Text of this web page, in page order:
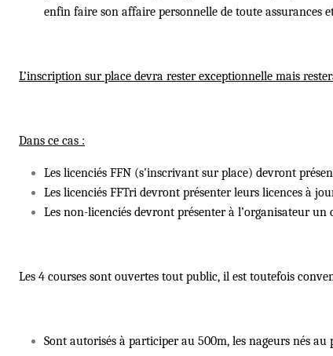
enfin faire son affaire personnelle de toute assurances
L’inscription sur place devra rester exceptionnelle mais
Dans ce cas :
Les licenciés FFN (s'inscrivant sur place) devront
Les licenciés FFTri devront présenter leurs licences à
Les non-licenciés devront présenter à l’organisateur un
Les 4 courses sont ouvertes tout public, il est toutefois
Sont autorisés à participer au 500m, les nageurs nés